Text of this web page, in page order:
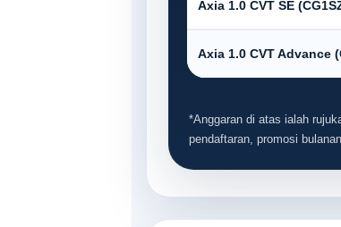
Axia 1.0 CVT SE
Axia 1.0 CVT Advance
*Anggaran di atas ialah
pendaftaran, promosi